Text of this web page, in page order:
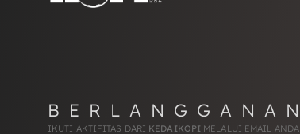
BERLANGGANAN
IKUTI AKTIFITAS DARI KEDAIKOPI MELALUI EMAIL ANDA